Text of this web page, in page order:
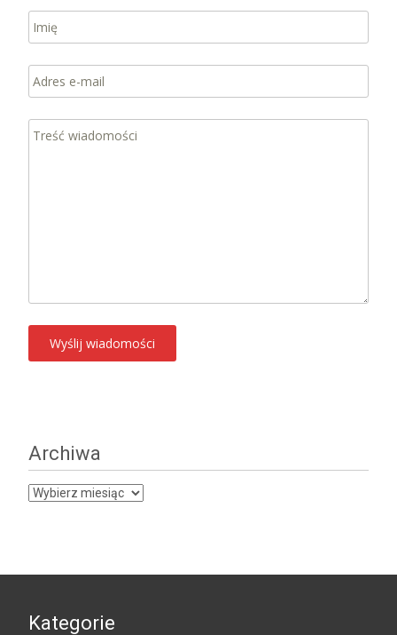
Archiwa
Archiwa
Kategorie